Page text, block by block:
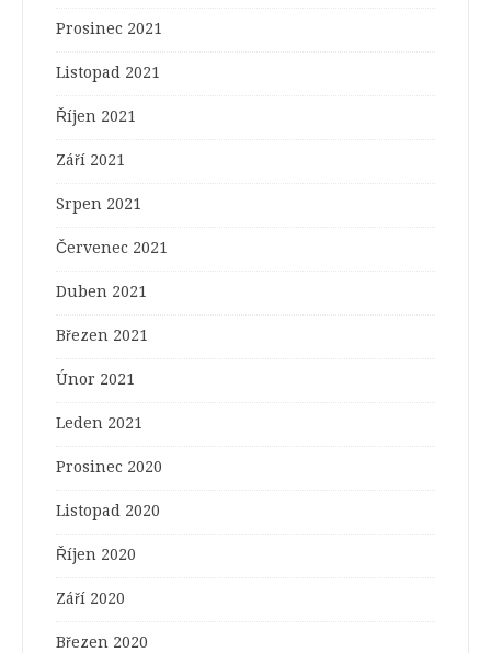
Prosinec 2021
Listopad 2021
Říjen 2021
Září 2021
Srpen 2021
Červenec 2021
Duben 2021
Březen 2021
Únor 2021
Leden 2021
Prosinec 2020
Listopad 2020
Říjen 2020
Září 2020
Březen 2020